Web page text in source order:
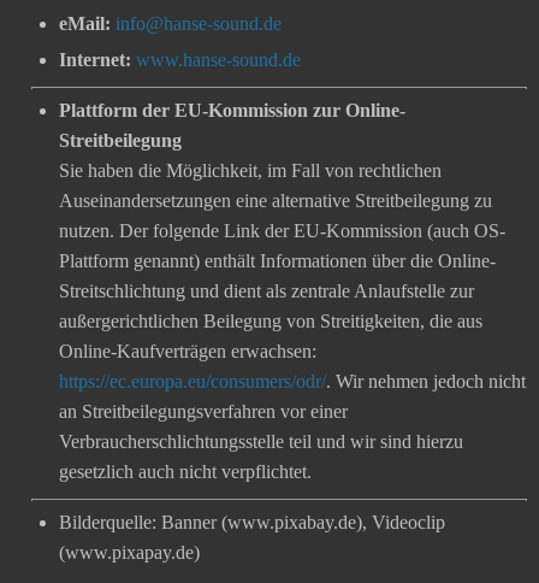
eMail: info@hanse-sound.de
Internet: www.hanse-sound.de
Plattform der EU-Kommission zur Online-
Streitbeilegung
Sie haben die Möglichkeit, im Fall von rechtlichen
Auseinandersetzungen eine alternative Streitbeilegung zu
nutzen. Der folgende Link der EU-Kommission (auch OS-
Plattform genannt) enthält Informationen über die Online-
Streitschlichtung und dient als zentrale Anlaufstelle zur
außergerichtlichen Beilegung von Streitigkeiten, die aus
Online-Kaufverträgen erwachsen:
https://ec.europa.eu/consumers/odr/. Wir nehmen jedoch nicht
an Streitbeilegungsverfahren vor einer
Verbraucherschlichtungsstelle teil und wir sind hierzu
gesetzlich auch nicht verpflichtet.
Bilderquelle: Banner (www.pixabay.de), Videoclip
(www.pixapay.de)